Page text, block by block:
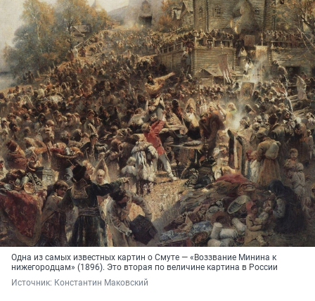
Одна из самых известных картин о Смуте — «Воззвание Минина к
нижегородцам» (1896). Это вторая по величине картина в России
Источник: Константин Маковский